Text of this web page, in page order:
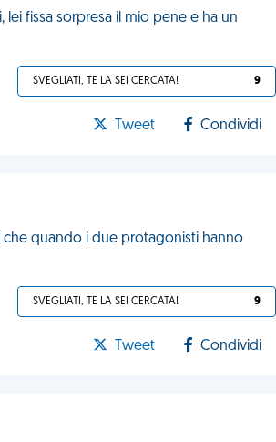
fissa sorpresa il mio pene e ha un
SVEGLIATI, TE LA SEI CERCATA! 9
Tweet Condividi
che quando i due protagonisti hanno
SVEGLIATI, TE LA SEI CERCATA! 9
Tweet Condividi